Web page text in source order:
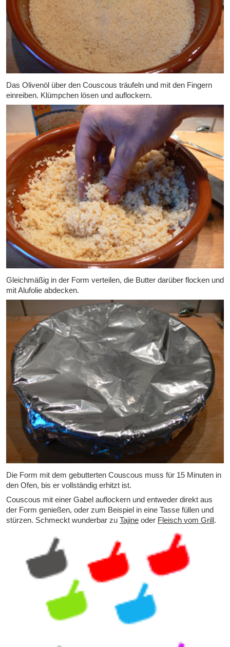
Das Olivenöl über den Couscous träufeln und mit den Fingern
einreiben. Klümpchen lösen und auflockern.
Gleichmäßig in der Form verteilen, die Butter darüber flocken und
mit Alufolie abdecken.
Die Form mit dem gebutterten Couscous muss für 15 Minuten in
den Ofen, bis er vollständig erhitzt ist.
Couscous mit einer Gabel auflockern und entweder direkt aus
der Form genießen, oder zum Beispiel in eine Tasse füllen und
stürzen. Schmeckt wunderbar zu Tajine oder Fleisch vom Grill.